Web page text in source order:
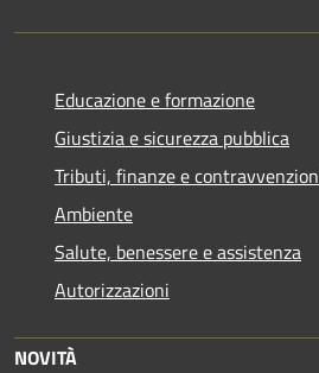
Educazione e formazione
Giustizia e sicurezza pubblica
Tributi, finanze e
Ambiente
Salute, benessere e assistenza
Autorizzazioni
NOVITÀ